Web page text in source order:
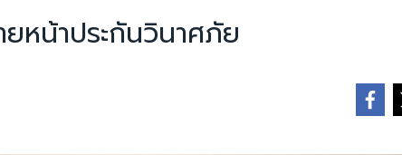
หน้าประกันวินาศภัย